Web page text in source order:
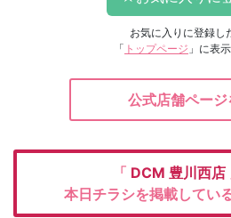
お気に入りに登録し
「 トップページ 」に表
公式店舗ページ
「 DCM 豊川西店
本日チラシを掲載してい